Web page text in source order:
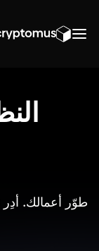
طوّر أعمالك. أدِر